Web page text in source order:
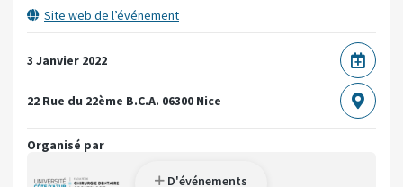
Site web de l’événement
3 Janvier 2022
22 Rue du 22ème B.C.A. 06300 Nice
Organisé par
D'événements